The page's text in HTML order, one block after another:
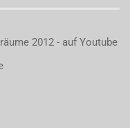
2012 - auf Youtube